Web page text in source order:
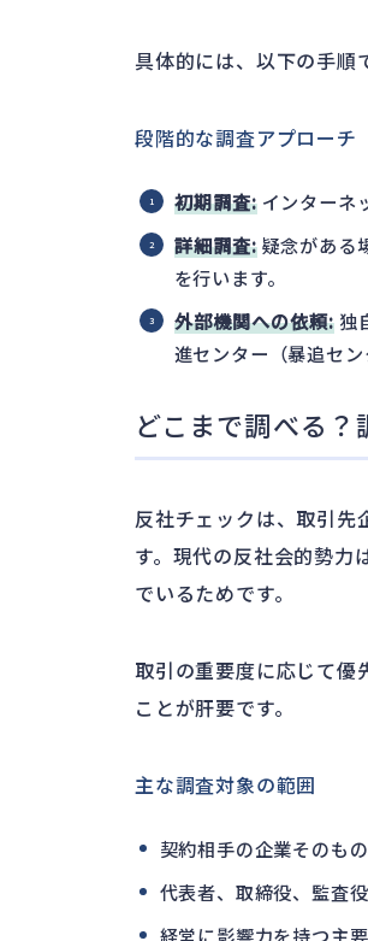
具体的には、以下の手順
段階的な調査アプローチ
初期調査:インターネ
詳細調査:疑念がある
を行います。
外部機関への依頼: 独
進センター（暴追セン
どこまで調べる？
反社チェックは、取引先
す。現代の反社会的勢力
でいるためです。
取引の重要度に応じて優
ことが肝要です。
主な調査対象の範囲
契約相手の企業そのもの
代表者、取締役、監査
経営に影響力を持つ主